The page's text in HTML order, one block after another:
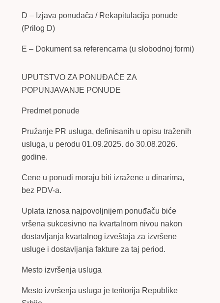
D – Izjava ponuđača / Rekapitulacija ponude
(Prilog D)
E – Dokument sa referencama (u slobodnoj formi)
UPUTSTVO ZA PONUĐAČE ZA
POPUNJAVANJE PONUDE
Predmet ponude
Pružanje PR usluga, definisanih u opisu traženih
usluga, u perodu 01.09.2025. do 30.08.2026.
godine.
Cene u ponudi moraju biti izražene u dinarima,
bez PDV-a.
Uplata iznosa najpovoljnijem ponuđaču biće
vršena sukcesivno na kvartalnom nivou nakon
dostavljanja kvartalnog izveštaja za izvršene
usluge i dostavljanja fakture za taj period.
Mesto izvršenja usluga
Mesto izvršenja usluga je teritorija Republike